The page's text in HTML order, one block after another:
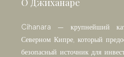
Cihanara — крупнейший
Северном Кипре, который
безопасный источник для